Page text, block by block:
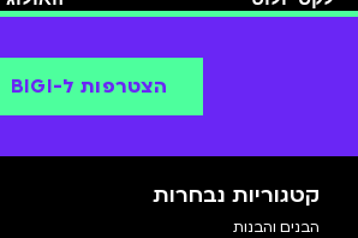
הצטרפות ל-BIGI
קטגוריות נבחרות
הבנים והבנות